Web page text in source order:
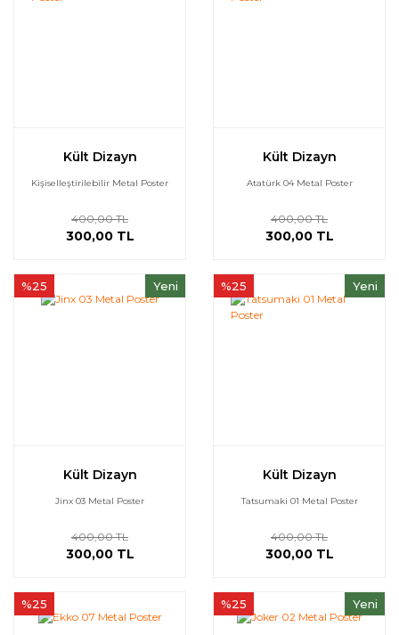
Kült Dizayn
Kişiselleştirilebilir Metal Poster
400,00 TL
300,00 TL
Kült Dizayn
Atatürk 04 Metal Poster
400,00 TL
300,00 TL
Yeni
%25
Kült Dizayn
Jinx 03 Metal Poster
400,00 TL
300,00 TL
Yeni
%25
Kült Dizayn
Tatsumaki 01 Metal Poster
400,00 TL
300,00 TL
%25 Yeni
%25